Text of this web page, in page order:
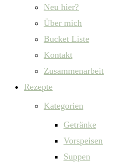
Neu hier?
Über mich
Bucket Liste
Kontakt
Zusammenarbeit
Rezepte
Kategorien
Getränke
Vorspeisen
Suppen